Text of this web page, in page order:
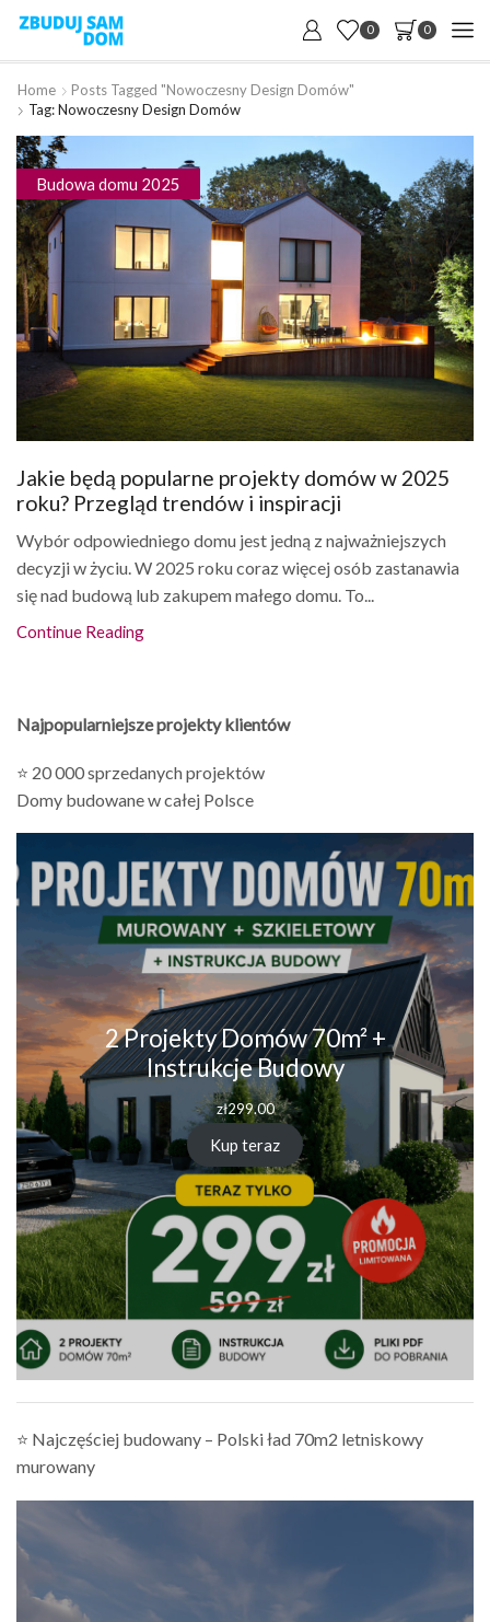
0 0
Home
Posts Tagged "nowoczesny Design Domów"
Tag: Nowoczesny Design Domów
Budowa domu 2025
Jakie będą popularne projekty domów w 2025
roku? Przegląd trendów i inspiracji
Wybór odpowiedniego domu jest jedną z najważniejszych
decyzji w życiu. W 2025 roku coraz więcej osób zastanawia
się nad budową lub zakupem małego domu. To...
Continue Reading
Najpopularniejsze projekty klientów
⭐ 20 000 sprzedanych projektów
Domy budowane w całej Polsce
2 Projekty Domów 70m² +
Instrukcje Budowy
zł299.00
Kup teraz
⭐ Najczęściej budowany – Polski ład 70m2 letniskowy
murowany